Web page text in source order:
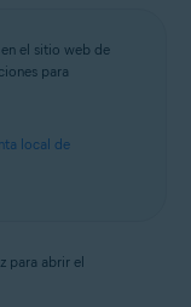
el sitio web de
para
local de
para abrir el